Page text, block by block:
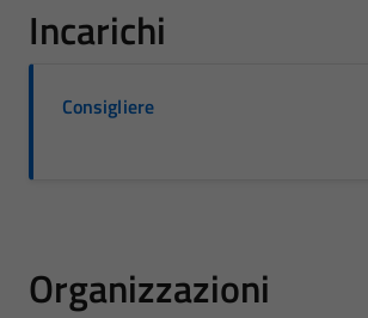
Incarichi
Consigliere
Organizzazioni